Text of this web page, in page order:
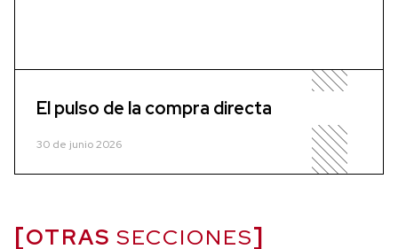
El pulso de la compra directa
30 de junio 2026
OTRAS SECCIONES